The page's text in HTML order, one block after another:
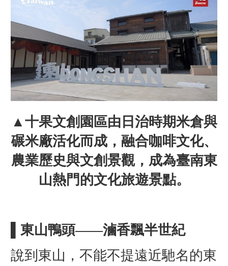
▲十果文創園區由日治時期米倉與
碾米廠活化而成，融合咖啡文化、
農業歷史與文創景觀，成為臺南東
山熱門的文化旅遊景點。
▌東山鴨頭——滷香飄半世紀
說到東山，不能不提遠近馳名的東